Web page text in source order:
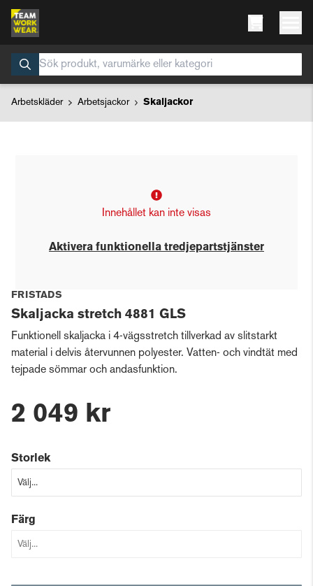
Arbetskläder Arbetsjackor Skaljackor
Innehållet kan inte visas
Aktivera funktionella tredjepartstjänster
FRISTADS
Skaljacka stretch 4881 GLS
Funktionell skaljacka i 4-vägsstretch tillverkad av slitstarkt
material i delvis återvunnen polyester. Vatten- och vindtät med
tejpade sömmar och andasfunktion.
2 049 kr
Storlek
Färg